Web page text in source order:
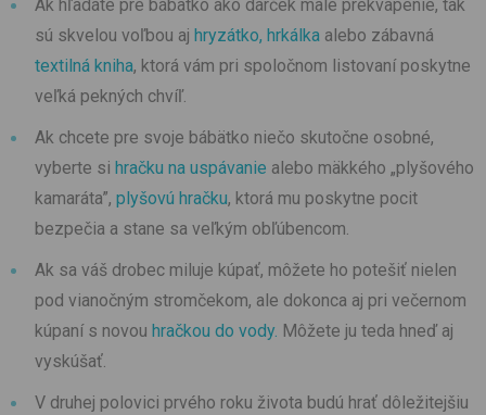
Ak hľadáte pre bábätko ako darček malé prekvapenie, tak
sú skvelou voľbou aj hryzátko, hrkálka alebo zábavná
textilná kniha, ktorá vám pri spoločnom listovaní poskytne
veľká pekných chvíľ.
Ak chcete pre svoje bábätko niečo skutočne osobné,
vyberte si hračku na uspávanie alebo mäkkého „plyšového
kamaráta”, plyšovú hračku, ktorá mu poskytne pocit
bezpečia a stane sa veľkým obľúbencom.
Ak sa váš drobec miluje kúpať, môžete ho potešiť nielen
pod vianočným stromčekom, ale dokonca aj pri večernom
kúpaní s novou hračkou do vody. Môžete ju teda hneď aj
vyskúšať.
V druhej polovici prvého roku života budú hrať dôležitejšiu